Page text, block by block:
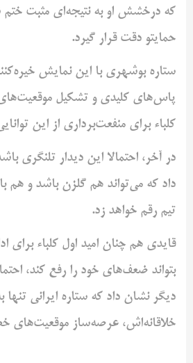
که درخشش او به نتیجه‌ای مثبت ختم
حمایتو دقت قرار گیرد.
ستاره بوشهری با این نمایش
پاس‌های کلیدی و تشکیل موقعیت‌های
کلباء برای منفعت‌برداری از این
در آخر، احتمالا این دیدار تلنگری
داد که می‌تواند هم گلزن باشد و هم
تیم رقم خواهد زد.
قایدی هم چنان امید اول کلباء
بتواند ضعف‌های خود را رفع کند،
دیگر نشان داد که ستاره ایرانی
خلاقانه‌اش، عرصه‌ساز موقعیت‌های